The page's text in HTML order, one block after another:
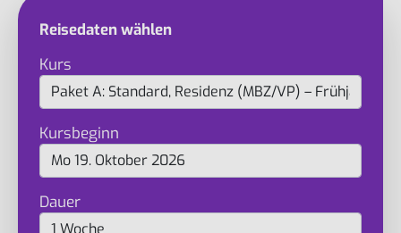
Reisedaten wählen
Kurs
Kursbeginn
Dauer